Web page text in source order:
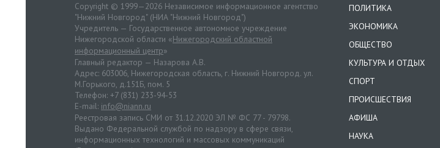
Copyright © 1999—2026 Независимое информационное агентство
"Нижний Новгород" (НИА "Нижний Новгород")
Учредитель — Государственное автономное учреждение
Нижегородской области «Нижегородский областной
информационный центр»
Главный редактор — Назарова А.В.
Адрес: 603006, Нижегородская область, г. Нижний Новгород. ул.
М.Горького, д.151Б, пом. 5
Телефон: +7 (831) 233-94-53
E-mail: info@niann.ru
Реестровая запись СМИ от 31.12.2020 ЭЛ № ФС 77 - 79798.
Выдано Федеральной службой по надзору в сфере связи,
информационных технологий и массовых коммуникаций
ПОЛИТИКА
ЭКОНОМИКА
ОБЩЕСТВО
КУЛЬТУРА И ОТДЫХ
СПОРТ
ПРОИСШЕСТВИЯ
АФИША
НАУКА